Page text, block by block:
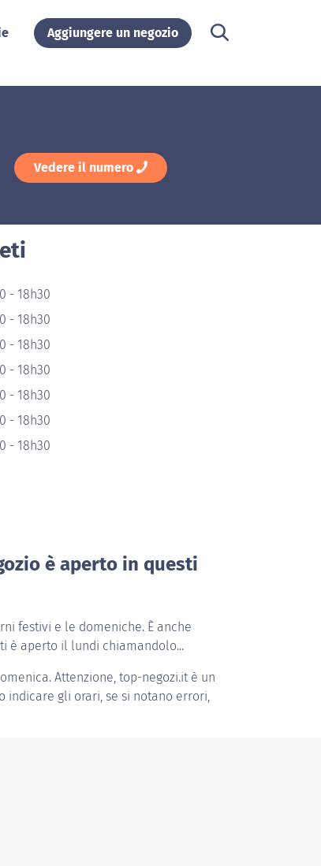
Aggiungere un negozio
Vedere il numero
- 18h30
- 18h30
- 18h30
- 18h30
- 18h30
- 18h30
- 18h30
è aperto in questi
festivi e le domeniche. È anche
è aperto il lundi chiamandolo...
Attenzione, top-negozi.it è un
indicare gli orari, se si notano errori,